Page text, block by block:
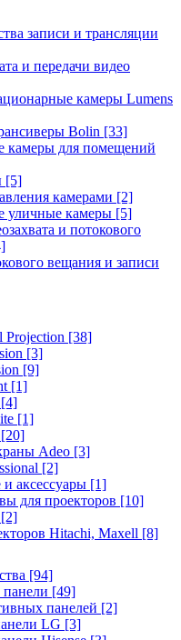
записи и трансляции
и передачи видео
камеры Lumens
Bolin [33]
камеры для помещений
[5]
камерами [2]
уличные камеры [5]
и потокового
вещания и записи
[38]
[3]
[9]
[1]
[4]
[1]
[20]
Adeo [3]
[2]
аксессуары [1]
для проекторов [10]
[2]
Hitachi, Maxell [8]
[94]
[49]
панелей [2]
LG [3]